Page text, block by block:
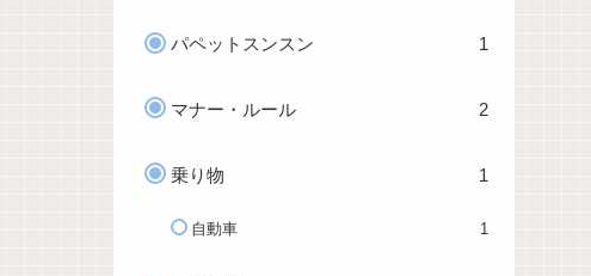
パペットスンスン 1
マナー・ルール 2
乗り物 1
自動車 1